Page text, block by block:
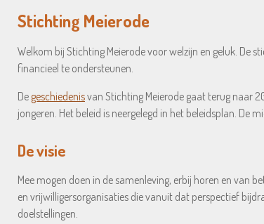
Stichting Meierode
Welkom bij Stichting Meierode voor welzijn en geluk. De
financieel te ondersteunen.
De geschiedenisvan Stichting Meierode gaat terug naar
jongeren. Het beleid is neergelegd in het beleidsplan. De
De visie
Mee mogen doen in de samenleving, erbij horen en van
en vrijwilligersorganisaties die vanuit dat perspectief
doelstellingen.